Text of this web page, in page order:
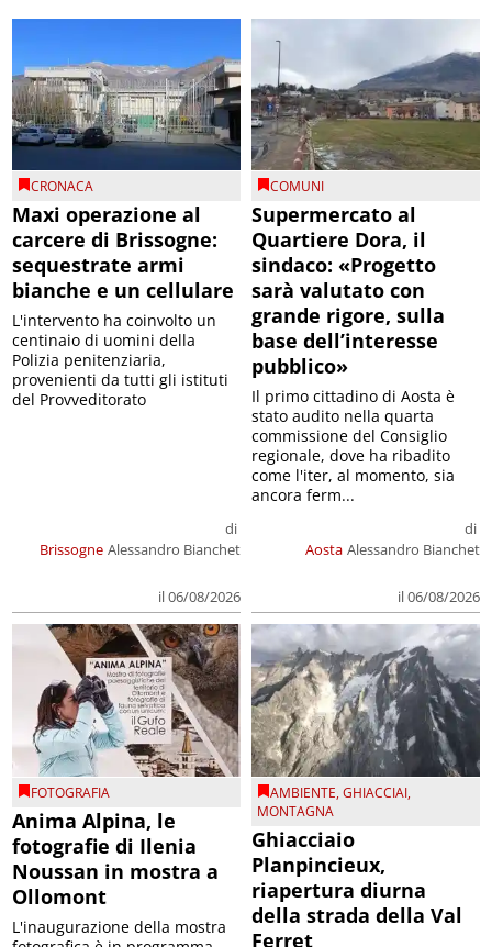
CRONACA
Maxi operazione al
carcere di Brissogne:
sequestrate armi
bianche e un cellulare
Brissogne
di
Alessandro Bianchet
il 06/08/2026
L'intervento ha coinvolto un
centinaio di uomini della
Polizia penitenziaria,
provenienti da tutti gli istituti
del Provveditorato
COMUNI
Supermercato al
Quartiere Dora, il
sindaco: «Progetto
sarà valutato con
grande rigore, sulla
base dell’interesse
pubblico»
Aosta
di
Alessandro Bianchet
il 06/08/2026
Il primo cittadino di Aosta è
stato audito nella quarta
commissione del Consiglio
regionale, dove ha ribadito
come l'iter, al momento, sia
ancora ferm...
FOTOGRAFIA
Anima Alpina, le
fotografie di Ilenia
Noussan in mostra a
Ollomont
L'inaugurazione della mostra
AMBIENTE,GHIACCIAI,
MONTAGNA
Ghiacciaio
Planpincieux,
riapertura diurna
della strada della Val
Ferret